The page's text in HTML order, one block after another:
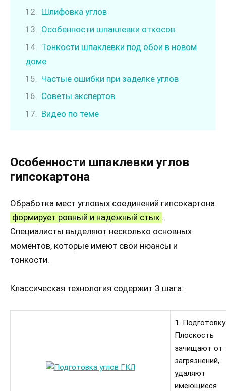
Шлифовка углов
Особенности шпаклевки откосов
Тонкости шпаклевки под обои в новом
доме
Частые ошибки при заделке углов
Советы экспертов
Видео по теме
Особенности шпаклевки углов
гипсокартона
Обработка мест угловых соединений гипсокартона
формирует ровный и надежный стык .
Специалисты выделяют несколько основных
моментов, которые имеют свои нюансы и
тонкости.
Классическая технология содержит 3 шага:
1. Подготовку.
Плоскость
зачищают от
загрязнений,
удаляют
имеющиеся